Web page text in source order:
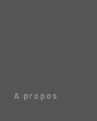
A propos